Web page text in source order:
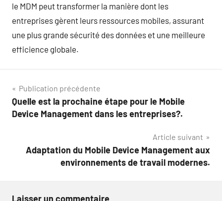
le MDM peut transformer la manière dont les
entreprises gèrent leurs ressources mobiles, assurant
une plus grande sécurité des données et une meilleure
efficience globale.
Navigation
de
Publication précédente
Quelle est la prochaine étape pour le Mobile
Device Management dans les entreprises?.
Article suivant
Adaptation du Mobile Device Management aux
environnements de travail modernes.
Laisser un commentaire